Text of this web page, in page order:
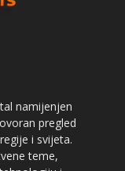
namijenjen
pregled
i svijeta.
teme,